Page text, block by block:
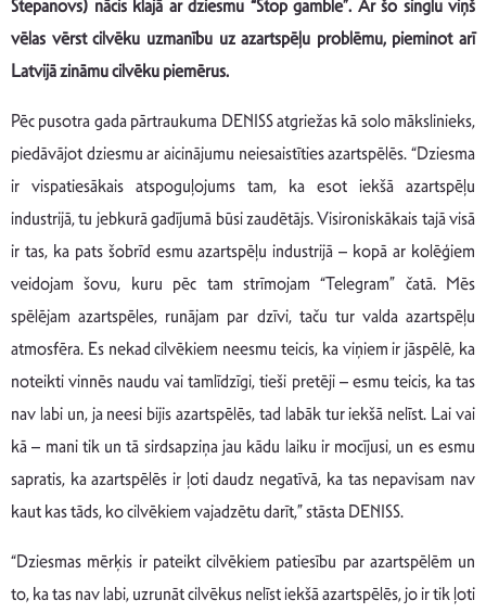
Stepanovs) nācis klajā ar dziesmu “Stop gamble”. Ar šo singlu viņš
vēlas vērst cilvēku uzmanību uz azartspēļu problēmu, pieminot arī
Latvijā zināmu cilvēku piemērus.
Pēc pusotra gada pārtraukuma DENISS atgriežas kā solo mākslinieks,
piedāvājot dziesmu ar aicinājumu neiesaistīties azartspēlēs. “Dziesma
ir vispatiesākais atspoguļojums tam, ka esot iekšā azartspēļu
industrijā, tu jebkurā gadījumā būsi zaudētājs. Visironiskākais tajā visā
ir tas, ka pats šobrīd esmu azartspēļu industrijā – kopā ar kolēģiem
veidojam šovu, kuru pēc tam strīmojam “Telegram” čatā. Mēs
spēlējam azartspēles, runājam par dzīvi, taču tur valda azartspēļu
atmosfēra. Es nekad cilvēkiem neesmu teicis, ka viņiem ir jāspēlē, ka
noteikti vinnēs naudu vai tamlīdzīgi, tieši pretēji – esmu teicis, ka tas
nav labi un, ja neesi bijis azartspēlēs, tad labāk tur iekšā nelīst. Lai vai
kā – mani tik un tā sirdsapziņa jau kādu laiku ir mocījusi, un es esmu
sapratis, ka azartspēlēs ir ļoti daudz negatīvā, ka tas nepavisam nav
kaut kas tāds, ko cilvēkiem vajadzētu darīt,” stāsta DENISS.
“Dziesmas mērķis ir pateikt cilvēkiem patiesību par azartspēlēm un
to, ka tas nav labi, uzrunāt cilvēkus nelīst iekšā azartspēlēs, jo ir tik ļoti